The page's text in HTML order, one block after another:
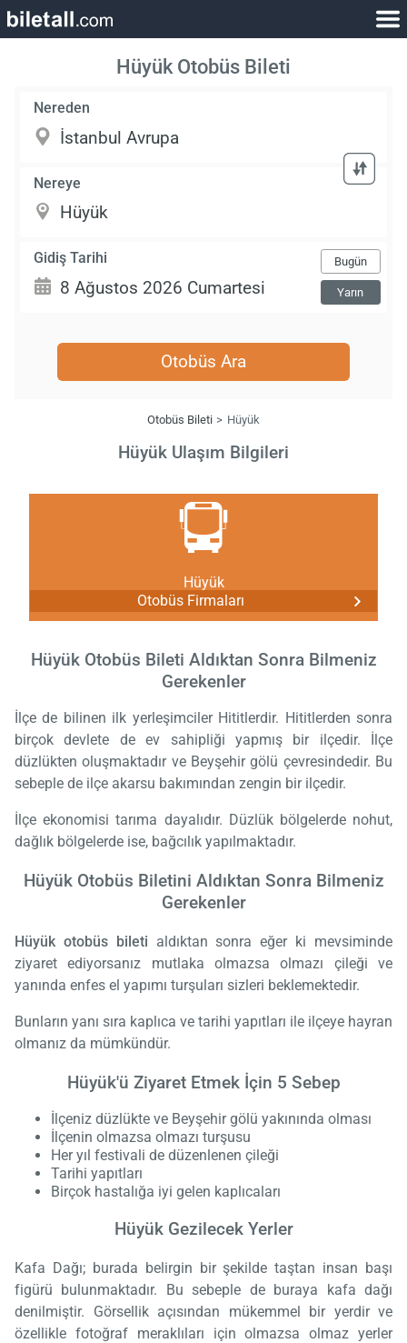
Hüyük Otobüs Bileti
Nereden
Nereye
Gidiş Tarihi Bugün
Yarın
Otobüs Ara
Otobüs Bileti Hüyük
Hüyük Ulaşım Bilgileri
Hüyük
Otobüs Firmaları
Hüyük Otobüs Bileti Aldıktan Sonra Bilmeniz
Gerekenler
İlçe de bilinen ilk yerleşimciler Hititlerdir. Hititlerden sonra
birçok devlete de ev sahipliği yapmış bir ilçedir. İlçe
düzlükten oluşmaktadır ve Beyşehir gölü çevresindedir. Bu
sebeple de ilçe akarsu bakımından zengin bir ilçedir.
İlçe ekonomisi tarıma dayalıdır. Düzlük bölgelerde nohut,
dağlık bölgelerde ise, bağcılık yapılmaktadır.
Hüyük Otobüs Biletini Aldıktan Sonra Bilmeniz
Gerekenler
Hüyük otobüs bileti aldıktan sonra eğer ki mevsiminde
ziyaret ediyorsanız mutlaka olmazsa olmazı çileği ve
yanında enfes el yapımı turşuları sizleri beklemektedir.
Bunların yanı sıra kaplıca ve tarihi yapıtları ile ilçeye hayran
olmanız da mümkündür.
Hüyük'ü Ziyaret Etmek İçin 5 Sebep
İlçeniz düzlükte ve Beyşehir gölü yakınında olması
İlçenin olmazsa olmazı turşusu
Her yıl festivali de düzenlenen çileği
Tarihi yapıtları
Birçok hastalığa iyi gelen kaplıcaları
Hüyük Gezilecek Yerler
Kafa Dağı; burada belirgin bir şekilde taştan insan başı
figürü bulunmaktadır. Bu sebeple de buraya kafa dağı
denilmiştir. Görsellik açısından mükemmel bir yerdir ve
özellikle fotoğraf meraklıları için olmazsa olmaz yerler